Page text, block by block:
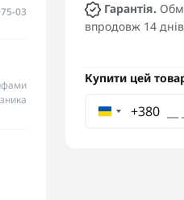
03 Гарантія.
впродовж 14
Купити цей
+380